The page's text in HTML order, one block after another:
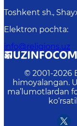
Toshkent sh.,
Elektron pochta:
info@religions.uz
© 2001-2026
himoyalangan.
ma’lumotlardan